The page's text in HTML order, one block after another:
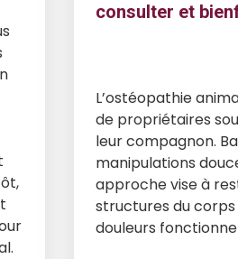
consulter et
L’ostéopathie
de propriétaires
leur compagnon.
manipulations
approche vise à
structures du
douleurs